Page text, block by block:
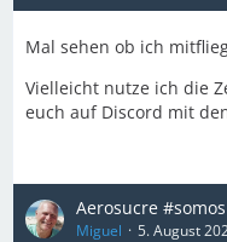
Mal sehen ob ich
Vielleicht nutze ich die
euch auf Discord mit
Aerosucre
Miguel 5. August